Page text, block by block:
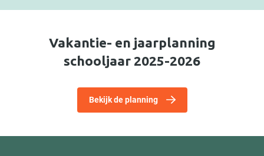
Vakantie- en jaarplanning
schooljaar 2025-2026
Bekijk de planning